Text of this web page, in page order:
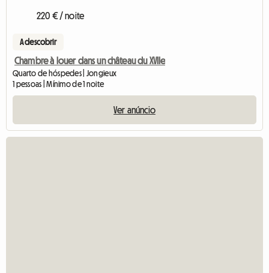
220 € / noite
A descobrir
Chambre à louer dans un château du XVIIe
Quarto de hóspedes | Jongieux
1 pessoas | Mínimo de 1 noite
Ver anúncio